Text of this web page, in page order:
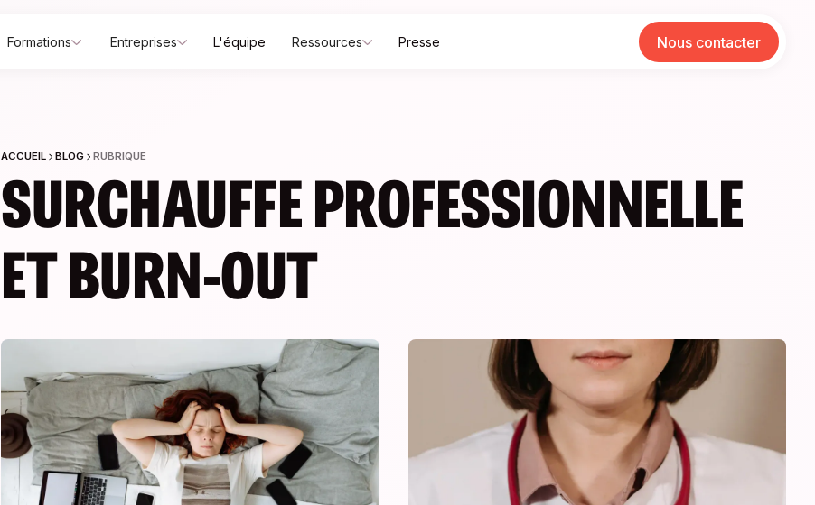
Formations Entreprises L'équipe Ressources Presse Nous contacter
ACCUEIL BLOG RUBRIQUE
SURCHAUFFE PROFESSIONNELLE
ET BURN-OUT